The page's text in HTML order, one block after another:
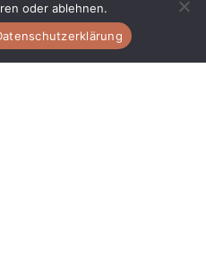
oder ablehnen.